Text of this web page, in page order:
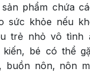
phẩm chứa
sức khỏe nếu
trẻ nhỏ vô tình
bé có thể
buồn nôn, nôn